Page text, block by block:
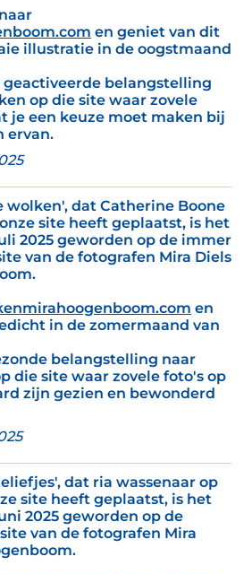
en geniet van dit
illustratie in de oogstmaand
geactiveerde belangstelling
op die site waar zovele
je een keuze moet maken bij
ervan.
wolken', dat Catherine Boone
site heeft geplaatst, is het
2025 geworden op de immer
van de fotografen Mira Diels
en
in de zomermaand van
belangstelling naar
die site waar zovele foto's op
zijn gezien en bewonderd
dat ria wassenaar op
site heeft geplaatst, is het
2025 geworden op de
van de fotografen Mira